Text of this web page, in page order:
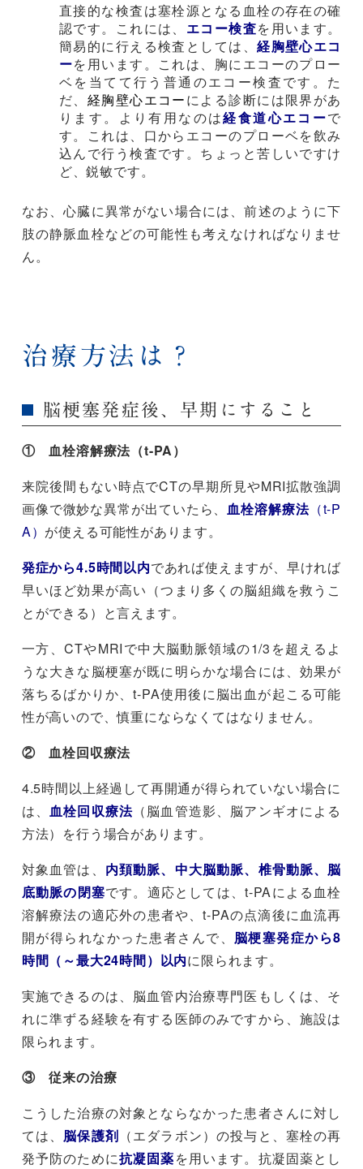
直接的な検査は塞栓源となる血栓の存在の確
認です。これには、 エコー検査を用います。
簡易的に行える検査としては、経胸壁心エコ
ーを用います。これは、胸にエコーのプロー
ベを当てて行う普通のエコー検査です。た
だ、 経胸壁心エコーによる診断には限界があ
ります。より有用なのは経食道心エコーで
す。これは、口からエコーのプローベを飲み
込んで行う検査です。ちょっと苦しいですけ
ど、鋭敏です。
なお、心臓に異常がない場合には、前述のように下
肢の静脈血栓などの可能性も考えなければなりませ
ん。
治療方法は？
脳梗塞発症後、早期にすること
① 血栓溶解療法（t-PA）
来院後間もない時点でCTの早期所見やMRI拡散強調
画像で微妙な異常が出ていたら、血栓溶解療法（t-P
A） が使える可能性があります。
発症から4.5時間以内であれば使えますが、早ければ
早いほど効果が高い（つまり多くの脳組織を救うこ
とができる）と言えます。
一方、CTやMRIで中大脳動脈領域の1/3を超えるよ
うな大きな脳梗塞が既に明らかな場合には、効果が
落ちるばかりか、t-PA使用後に脳出血が起こる可能
性が高いので、慎重にならなくてはなりません。
② 血栓回収療法
4.5時間以上経過して再開通が得られていない場合に
は、血栓回収療法 （脳血管造影、脳アンギオによる
方法）を行う場合があります。
対象血管は、 内頚動脈、中大脳動脈、椎骨動脈、脳
底動脈の閉塞です。適応としては、t-PAによる血栓
溶解療法の適応外の患者や、t-PAの点滴後に血流再
開が得られなかった患者さんで、 脳梗塞発症から8
時間（～最大24時間）以内に限られます。
実施できるのは、脳血管内治療専門医もしくは、そ
れに準ずる経験を有する医師のみですから、施設は
限られます。
③ 従来の治療
こうした治療の対象とならなかった患者さんに対し
ては、 脳保護剤 （エダラボン）の投与と、塞栓の再
発予防のために抗凝固薬を用います。抗凝固薬とし